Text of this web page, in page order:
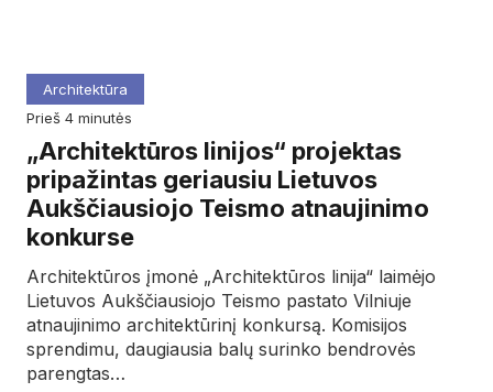
Architektūra
prieš 4 minutės
„Architektūros linijos“ projektas
pripažintas geriausiu Lietuvos
Aukščiausiojo Teismo atnaujinimo
konkurse
Architektūros įmonė „Architektūros linija“ laimėjo
Lietuvos Aukščiausiojo Teismo pastato Vilniuje
atnaujinimo architektūrinį konkursą. Komisijos
sprendimu, daugiausia balų surinko bendrovės
parengtas…